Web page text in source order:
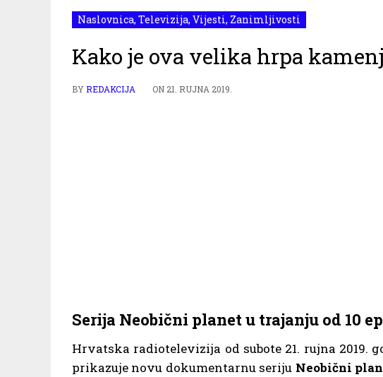
Naslovnica, Televizija, Vijesti, Zanimljivosti
Kako je ova velika hrpa
BYREDAKCIJA ON 21. RUJNA 2019.
Serija Neobični planet u trajanju od 10
Hrvatska radiotelevizija od subote 21. rujna 2019.
prikazuje novu dokumentarnu seriju Neobični